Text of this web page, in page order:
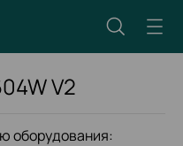
V2
оборудования: